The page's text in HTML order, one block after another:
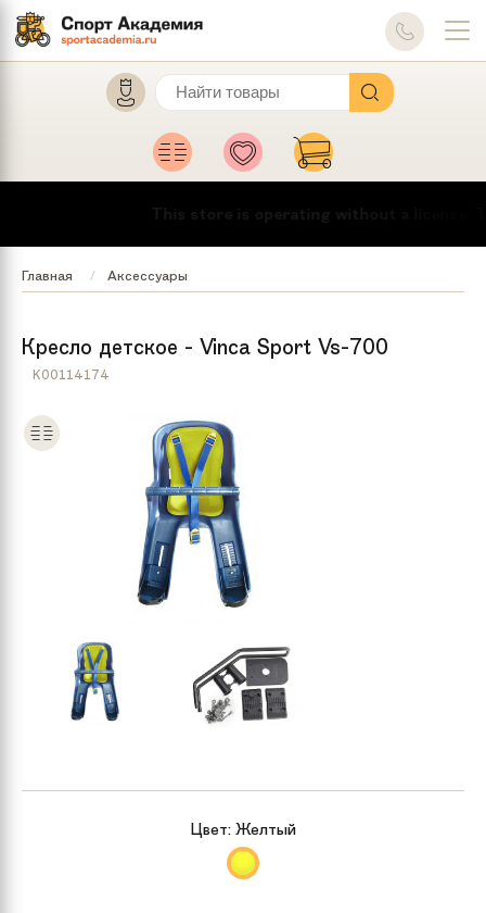
This store is operating without a license.
Главная Аксессуары
Кресло детское - Vinca Sport Vs-700
K00114174
Цвет: Желтый